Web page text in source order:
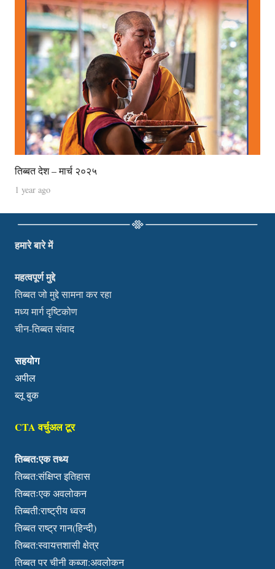
तिब्बत देश – मार्च २०२५
1 year ago
हमारे बारे में
महत्वपूर्ण मुद्दे
तिब्बत जो मुद्दे सामना कर रहा
मध्य मार्ग दृष्टिकोण
चीन-तिब्बत संवाद
सहयोग
अपील
ब्लू बुक
CTA वर्चुअल टूर
तिब्बत:एक तथ्य
तिब्बत:संक्षिप्त इतिहास
तिब्बतःएक अवलोकन
तिब्बती:राष्ट्रीय ध्वज
तिब्बत राष्ट्र गान(हिन्दी)
तिब्बत:स्वायत्तशासी क्षेत्र
तिब्बत पर चीनी कब्जा:अवलोकन